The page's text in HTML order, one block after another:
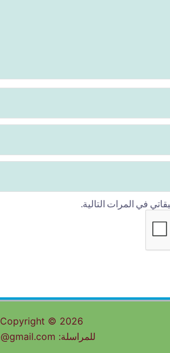
في المرات التالية.
Copyright © 2026 سور اللواتية
للمراسلة: omanlawatiya@gmail.com